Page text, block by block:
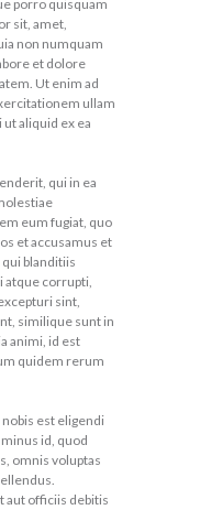
porro quisquam
sit, amet,
non numquam
et dolore
Ut enim ad
ullam
aliquid ex ea
qui in ea
eum fugiat, quo
et accusamus et
blanditiis
atque corrupti,
sint,
similique sunt in
animi, id est
quidem rerum
est eligendi
id, quod
omnis voluptas
aut officiis debitis